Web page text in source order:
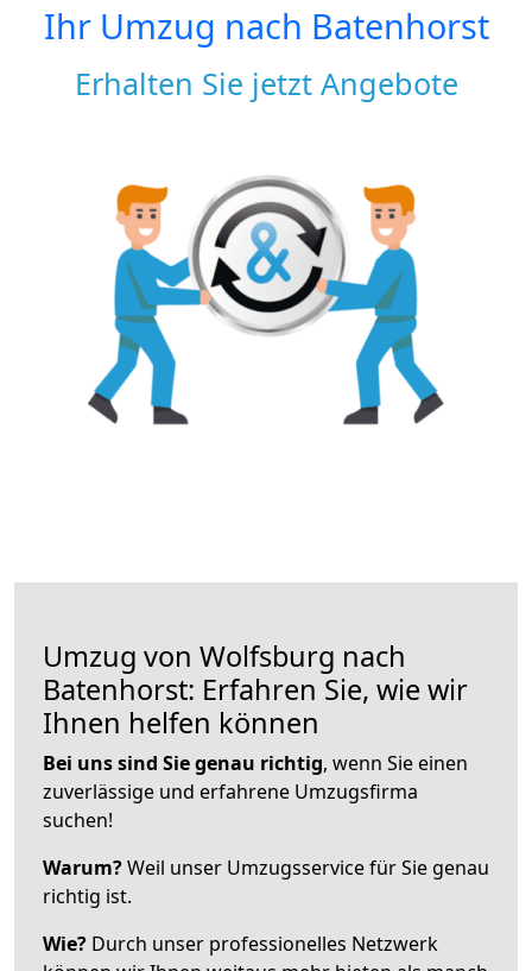
Ihr Umzug nach Batenhorst
Erhalten Sie jetzt Angebote
Umzug von Wolfsburg nach
Batenhorst: Erfahren Sie, wie wir
Ihnen helfen können
Bei uns sind Sie genau richtig, wenn Sie einen
zuverlässige und erfahrene Umzugsfirma
suchen!
Warum?Weil unser Umzugsservice für Sie genau
richtig ist.
Wie? Durch unser professionelles Netzwerk